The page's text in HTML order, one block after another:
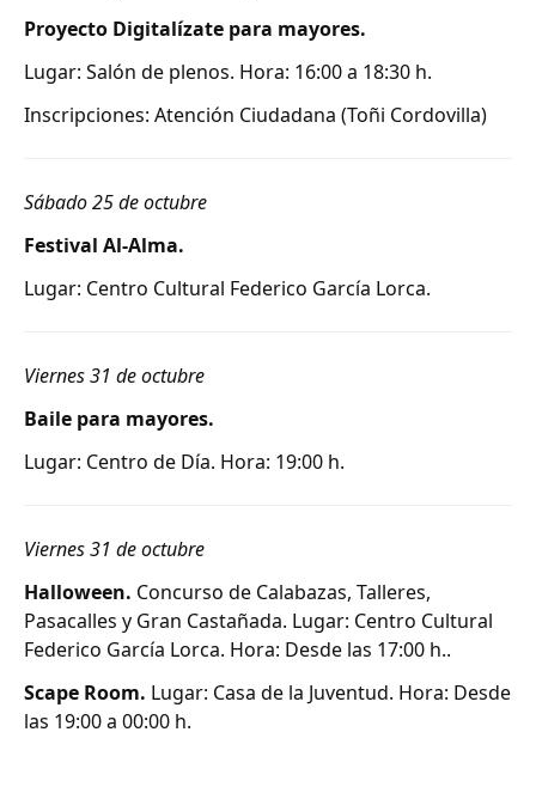
Proyecto Digitalízate para mayores.
Lugar: Salón de plenos. Hora: 16:00 a 18:30 h.
Inscripciones: Atención Ciudadana (Toñi Cordovilla)
Sábado 25 de octubre
Festival Al-Alma.
Lugar: Centro Cultural Federico García Lorca.
Viernes 31 de octubre
Baile para mayores.
Lugar: Centro de Día. Hora: 19:00 h.
Viernes 31 de octubre
Halloween. Concurso de Calabazas, Talleres,
Pasacalles y Gran Castañada. Lugar: Centro Cultural
Federico García Lorca. Hora: Desde las 17:00 h..
Scape Room. Lugar: Casa de la Juventud. Hora: Desde
las 19:00 a 00:00 h.